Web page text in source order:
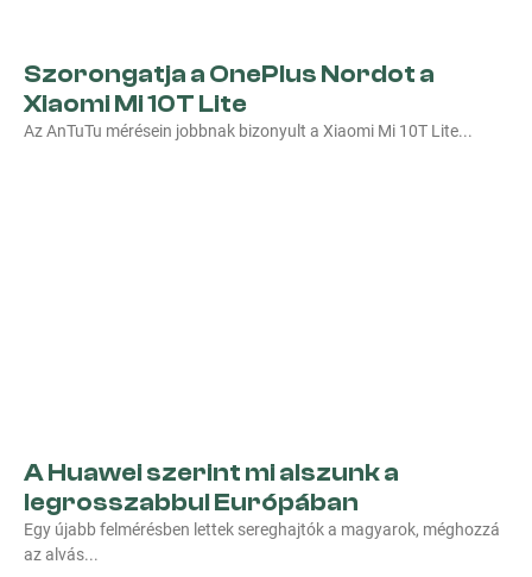
Szorongatja a OnePlus Nordot a
Xiaomi Mi 10T Lite
Az AnTuTu mérésein jobbnak bizonyult a Xiaomi Mi 10T Lite
A Huawei szerint mi alszunk a
legrosszabbul Európában
Egy újabb felmérésben lettek sereghajtók a magyarok, méghozzá
az alvás